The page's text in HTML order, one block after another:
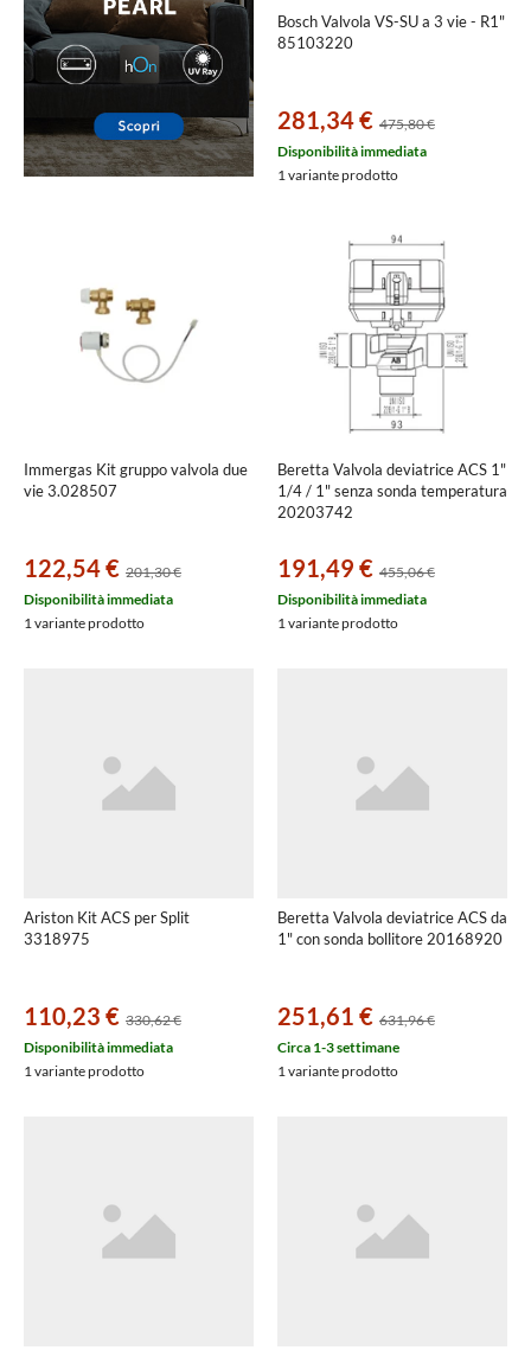
Bosch Valvola VS-SU a 3 vie - R1"
85103220
281,34 € 475,80 €
Disponibilità immediata
1 variante prodotto
Immergas Kit gruppo valvola due
vie 3.028507
122,54 € 201,30 €
Disponibilità immediata
1 variante prodotto
Beretta Valvola deviatrice ACS 1"
1/4 / 1" senza sonda temperatura
20203742
191,49 € 455,06 €
Disponibilità immediata
1 variante prodotto
Ariston Kit ACS per Split
3318975
110,23 € 330,62 €
Disponibilità immediata
1 variante prodotto
Beretta Valvola deviatrice ACS da
1" con sonda bollitore 20168920
251,61 € 631,96 €
Circa 1-3 settimane
1 variante prodotto